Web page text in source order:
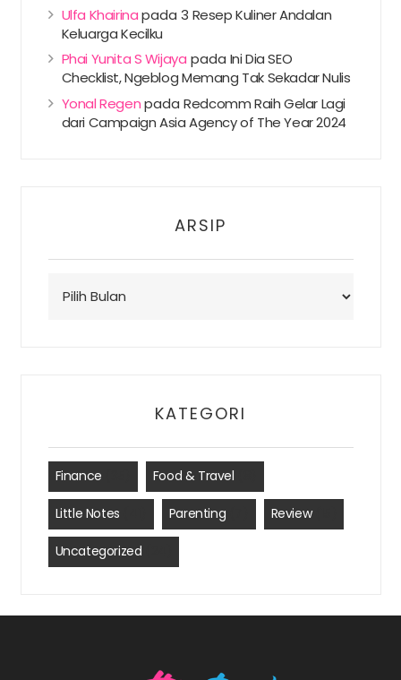
Ulfa Khairinapada3 Resep Kuliner Andalan
Keluarga Kecilku
Phai Yunita S Wijaya pada Ini Dia SEO
Checklist, Ngeblog Memang Tak Sekadar Nulis
Yonal RegenpadaRedcomm Raih Gelar Lagi
dari Campaign Asia Agency of The Year 2024
ARSIP
KATEGORI
Finance Food & Travel
Little Notes Parenting Review(15)
Uncategorized